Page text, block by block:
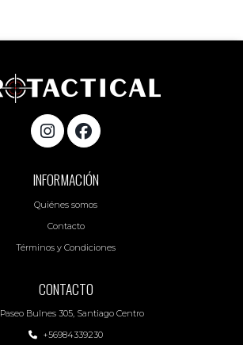
INFORMACIÓN
Quiénes somos
Contacto
Términos y Condiciones
CONTACTO
Paseo Bulnes 305, Santiago Centro
+56984339230